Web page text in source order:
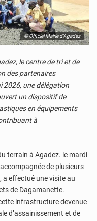
© Officiel Mairie d'Agadez
le centre de tri et de
des partenaires
2026, une délégation
un dispositif de
en équipements
à
terrain à Agadez. le mardi
de plusieurs
effectué une visite au
de Dagamanette.
infrastructure devenue
d’assainissement et de